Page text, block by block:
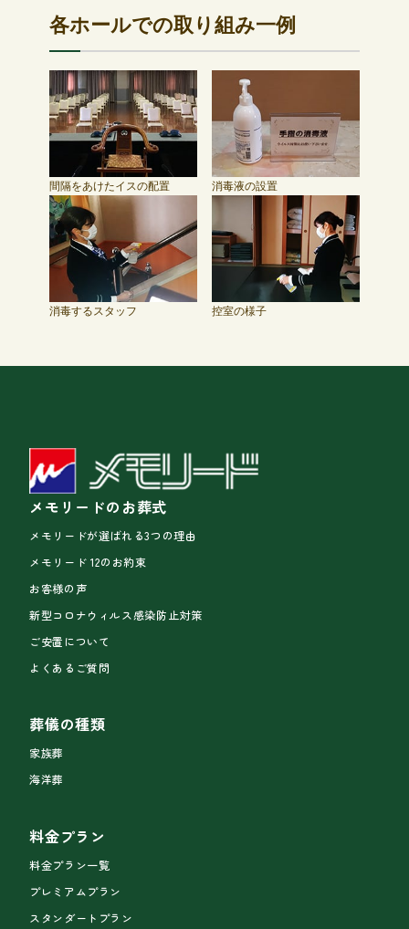
各ホールでの取り組み一例
間隔をあけたイスの配置 消毒液の設置
消毒するスタッフ 控室の様子
メモリードのお葬式
メモリードが選ばれる3つの理由
メモリード 12のお約束
お客様の声
新型コロナウィルス感染防止対策
ご安置について
よくあるご質問
葬儀の種類
家族葬
海洋葬
料金プラン
料金プラン一覧
プレミアムプラン
スタンダートプラン